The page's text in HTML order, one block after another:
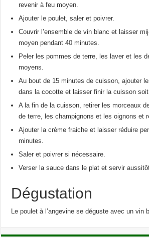
revenir à feu moyen.
Ajouter le poulet, saler et poivrer.
Couvrir l’ensemble de vin blanc et laisser
moyen pendant 40 minutes.
Peler les pommes de terre, les laver et les
moyens.
Au bout de 15 minutes de cuisson, ajouter
dans la cocotte et laisser finir la cuisson soit
A la fin de la cuisson, retirer les morceaux
de terre, les champignons et les oignons et
Ajouter la crème fraiche et laisser réduire
minutes.
Saler et poivrer si nécessaire.
Verser la sauce dans le plat et servir
Dégustation
Le poulet à l’angevine se déguste avec un vin